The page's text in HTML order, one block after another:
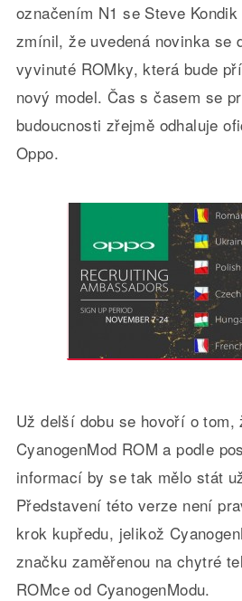
označením N1 se Steve
zmínil, že uvedená novinka se
vyvinuté ROMky, která bude
nový model. Čas s časem se
budoucnosti zřejmě odhaluje
Oppo.
Už delší dobu se hovoří o tom,
CyanogenMod ROM a podle
informací by se tak mělo stát
Představení této verze není
krok kupředu, jelikož
značku zaměřenou na chytré
ROMce od CyanogenModu.